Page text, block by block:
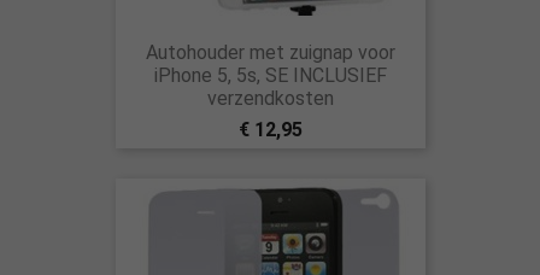
Autohouder met zuignap voor
iPhone 5, 5s, SE INCLUSIEF
verzendkosten
€ 12,95